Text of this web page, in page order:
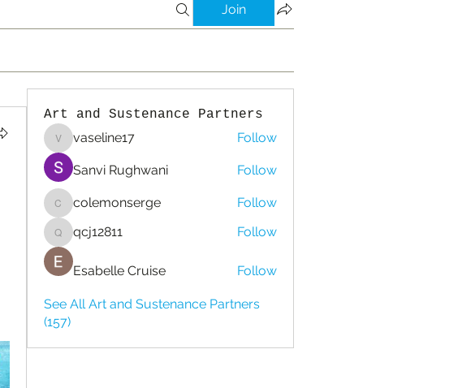
Join
Art and Sustenance Partners
vaseline17
vaseline17 Follow
Sanvi Rughwani Follow
colemonserge
colemonserge Follow
qcj12811
qcj12811 Follow
Esabelle Cruise Follow
See All Art and Sustenance Partners
(157)